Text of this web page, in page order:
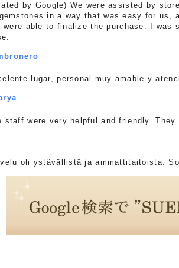
by Google) We were assisted by
in a way that was easy for us,
were able to finalize the purchase. I was
lugar, personal muy amable y
staff were very helpful and friendly.
oli ystävällistä ja ammattitaitoista.